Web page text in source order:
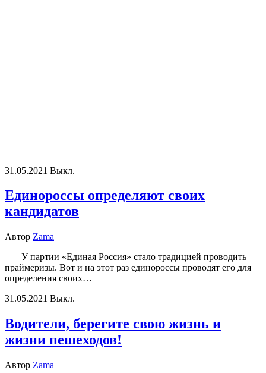
31.05.2021 Выкл.
Единороссы определяют своих
кандидатов
Автор Zama
У партии «Единая Россия» стало традицией проводить
праймеризы. Вот и на этот раз единороссы проводят его для
определения своих…
31.05.2021 Выкл.
Водители, берегите свою жизнь и
жизни пешеходов!
Автор Zama